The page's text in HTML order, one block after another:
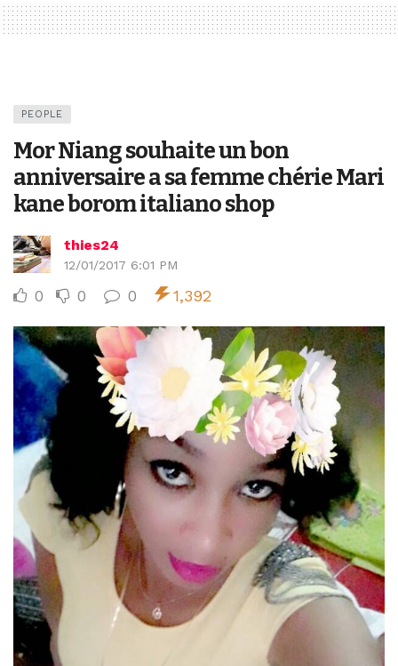
PEOPLE
Mor Niang souhaite un bon
anniversaire a sa femme chérie Mari
kane borom italiano shop
thies24
12/01/2017 6:01 PM
0 0 0 1,392